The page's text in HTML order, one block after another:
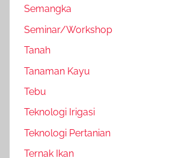
Semangka
Seminar/Workshop
Tanah
Tanaman Kayu
Tebu
Teknologi Irigasi
Teknologi Pertanian
Ternak Ikan